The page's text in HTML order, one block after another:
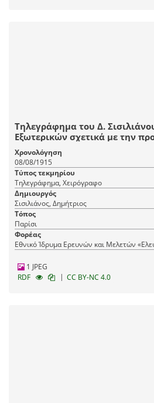
Τηλεγράφημα του Δ.
Εξωτερικών σχετικά με την
της Σμύρνης στην Ελλάδα.
Χρονολόγηση
08/08/1915
Τύπος τεκμηρίου
Τηλεγράφημα, Χειρόγραφο
Δημιουργός
Σισιλιάνος, Δημήτριος
Τόπος
Παρίσι
Φορέας
Εθνικό Ίδρυμα Ερευνών και Μελετών
1 JPEG
RDF
| CC BY-NC 4.0